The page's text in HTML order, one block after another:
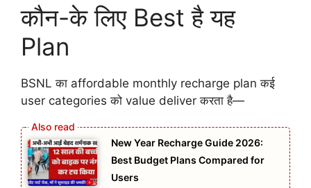
कौन-के लिए Best है यह
Plan
BSNL का affordable monthly recharge plan कई
user categories को value deliver करता है—
New Year Recharge Guide 2026:
Best Budget Plans Compared for
Users